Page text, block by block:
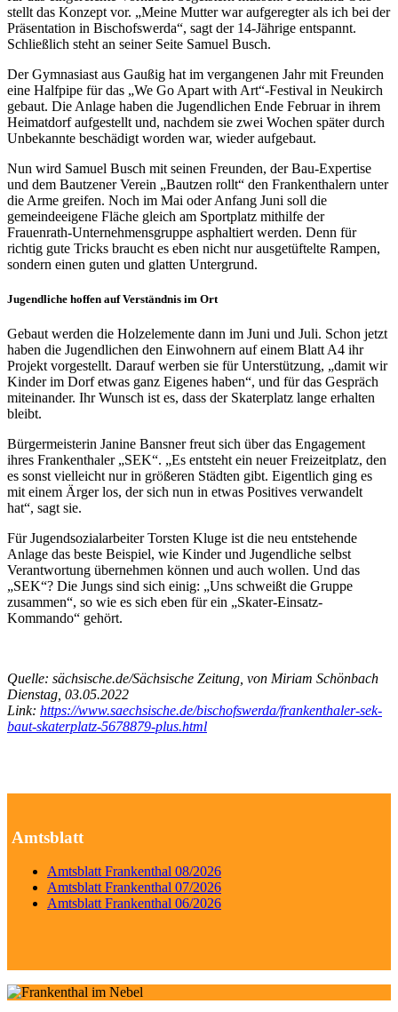
stellt das Konzept vor. „Meine Mutter war aufgeregter als ich bei der
Präsentation in Bischofswerda“, sagt der 14-Jährige entspannt.
Schließlich steht an seiner Seite Samuel Busch.
Der Gymnasiast aus Gaußig hat im vergangenen Jahr mit Freunden
eine Halfpipe für das „We Go Apart with Art“-Festival in Neukirch
gebaut. Die Anlage haben die Jugendlichen Ende Februar in ihrem
Heimatdorf aufgestellt und, nachdem sie zwei Wochen später durch
Unbekannte beschädigt worden war, wieder aufgebaut.
Nun wird Samuel Busch mit seinen Freunden, der Bau-Expertise
und dem Bautzener Verein „Bautzen rollt“ den Frankenthalern unter
die Arme greifen. Noch im Mai oder Anfang Juni soll die
gemeindeeigene Fläche gleich am Sportplatz mithilfe der
Frauenrath-Unternehmensgruppe asphaltiert werden. Denn für
richtig gute Tricks braucht es eben nicht nur ausgetüftelte Rampen,
sondern einen guten und glatten Untergrund.
Jugendliche hoffen auf Verständnis im Ort
Gebaut werden die Holzelemente dann im Juni und Juli. Schon jetzt
haben die Jugendlichen den Einwohnern auf einem Blatt A4 ihr
Projekt vorgestellt. Darauf werben sie für Unterstützung, „damit wir
Kinder im Dorf etwas ganz Eigenes haben“, und für das Gespräch
miteinander. Ihr Wunsch ist es, dass der Skaterplatz lange erhalten
bleibt.
Bürgermeisterin Janine Bansner freut sich über das Engagement
ihres Frankenthaler „SEK“. „Es entsteht ein neuer Freizeitplatz, den
es sonst vielleicht nur in größeren Städten gibt. Eigentlich ging es
mit einem Ärger los, der sich nun in etwas Positives verwandelt
hat“, sagt sie.
Für Jugendsozialarbeiter Torsten Kluge ist die neu entstehende
Anlage das beste Beispiel, wie Kinder und Jugendliche selbst
Verantwortung übernehmen können und auch wollen. Und das
„SEK“? Die Jungs sind sich einig: „Uns schweißt die Gruppe
zusammen“, so wie es sich eben für ein „Skater-Einsatz-
Kommando“ gehört.
Quelle: sächsische.de/Sächsische Zeitung, von Miriam Schönbach
Dienstag, 03.05.2022
Link: https://www.saechsische.de/bischofswerda/frankenthaler-sek-
baut-skaterplatz-5678879-plus.html
Amtsblatt
Amtsblatt Frankenthal 08/2026
Amtsblatt Frankenthal 07/2026
Amtsblatt Frankenthal 06/2026